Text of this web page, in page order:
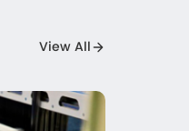
View All